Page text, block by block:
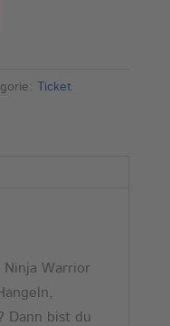
e
Ticket
Warrior
Dann bist du